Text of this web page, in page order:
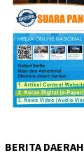
BERITA DAERAH